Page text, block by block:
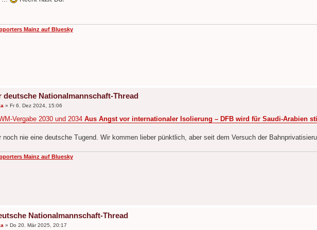
Mainz auf Bluesky
deutsche Nationalmannschaft-Thread
» Fr 6. Dez 2024, 15:06
Vergabe 2030 und 2034Aus Angst vor internationaler Isolierung – DFB wird für Saudi-Arabien
noch nie eine deutsche Tugend. Wir kommen lieber pünktlich, aber seit dem Versuch der
Mainz auf Bluesky
Nationalmannschaft-Thread
» Do 20. Mär 2025, 20:17